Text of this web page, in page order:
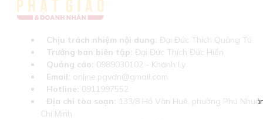
Chịu trách nhiệm nội dung: Đại Đức Thích Quảng Tú
Trưởng ban biên tập: Đại Đức Thích Đức Hiển
Quảng cáo: 0989030102 - Khánh Ly
Email: online.pgvdn@gmail.com
Hotline: 0911997552
Địa chỉ tòa soạn: 133/8 Hồ Văn Huê, phường Phú
Chí Minh